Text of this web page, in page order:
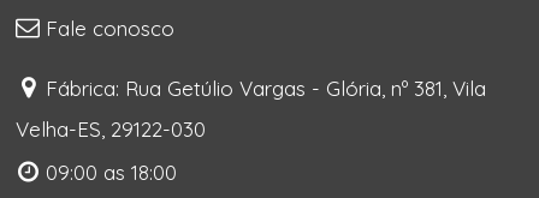
Fale conosco
Fábrica: Rua Getúlio Vargas - Glória, nº 381, Vila
Velha-ES, 29122-030
09:00 as 18:00